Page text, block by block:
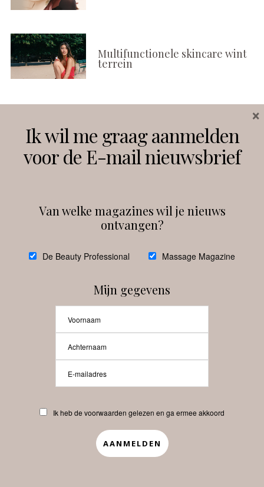
Multifunctionele skincare wint
terrein
Instagram Facebook
debeautyprofessional
Beauty-Pro.nl
Abonneren Contact
APP
Ik wil me graag aanmelden
voor de E-mail nieuwsbrief
Van welke magazines wil je nieuws
ontvangen?
De Beauty Professional Massage Magazine
Mijn gegevens
Ik heb de voorwaarden gelezen en ga ermee akkoord
×